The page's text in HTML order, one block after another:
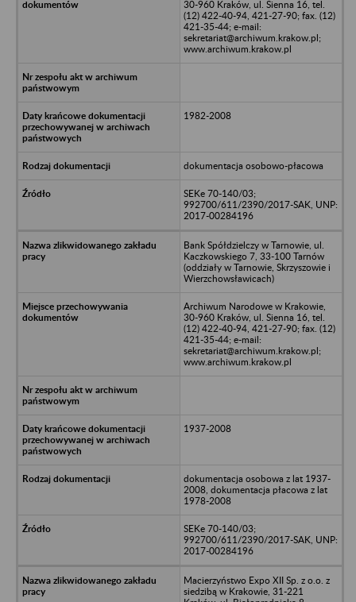
30-960 Kraków, ul. Sienna 16, tel.
(12) 422-40-94, 421-27-90; fax. (12)
421-35-44; e-mail:
sekretariat@archiwum.krakow.pl;
www.archiwum.krakow.pl
1982-2008
dokumentacja osobowo-płacowa
SEKe 70-140/03;
992700/611/2390/2017-SAK, UNP:
2017-00284196
Bank Spółdzielczy w Tarnowie, ul.
Kaczkowskiego 7, 33-100 Tarnów
(oddziały w Tarnowie, Skrzyszowie i
Wierzchowsławicach)
Archiwum Narodowe w Krakowie,
30-960 Kraków, ul. Sienna 16, tel.
(12) 422-40-94, 421-27-90; fax. (12)
421-35-44; e-mail:
sekretariat@archiwum.krakow.pl;
www.archiwum.krakow.pl
1937-2008
dokumentacja osobowa z lat 1937-
2008, dokumentacja płacowa z lat
1978-2008
SEKe 70-140/03;
992700/611/2390/2017-SAK, UNP:
2017-00284196
Macierzyństwo Expo XII Sp. z o.o. z
siedzibą w Krakowie, 31-221